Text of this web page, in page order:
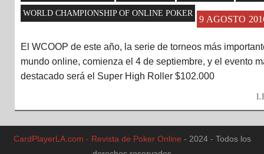
WORLD CHAMPIONSHIP OF ONLINE POKER
9 AGOSTO
El WCOOP de este año, la serie de torneos más
mundo online, comienza el 4 de septiembre, y el evento
destacado será el Super High Roller $102.000
CardPlayerLA.com - Revista de Poker Online - 2024 - Todos los